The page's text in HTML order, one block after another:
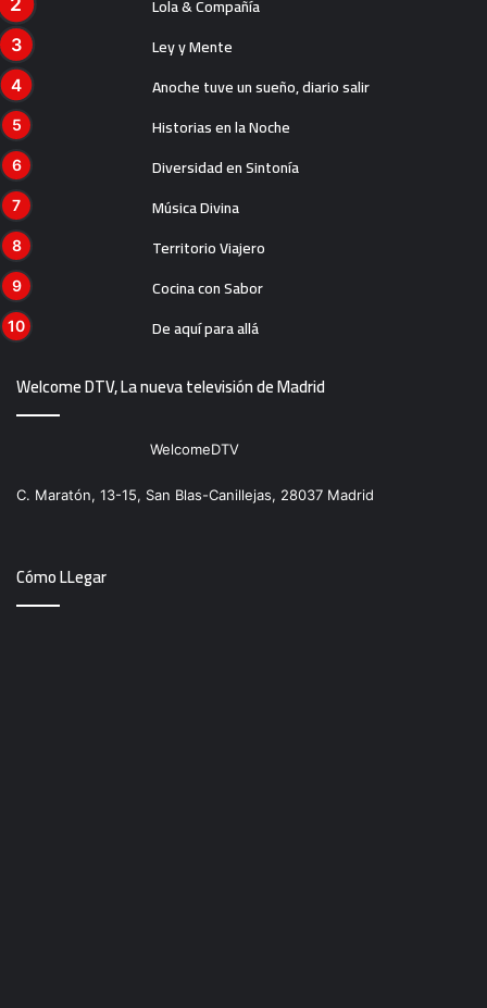
Lola & Compañía
Ley y Mente
Anoche tuve un sueño, diario salir
Historias en la Noche
Diversidad en Sintonía
Música Divina
Territorio Viajero
Cocina con Sabor
De aquí para allá
Welcome DTV, La nueva televisión de Madrid
WelcomeDTV
C. Maratón, 13-15, San Blas-Canillejas, 28037 Madrid
Cómo LLegar